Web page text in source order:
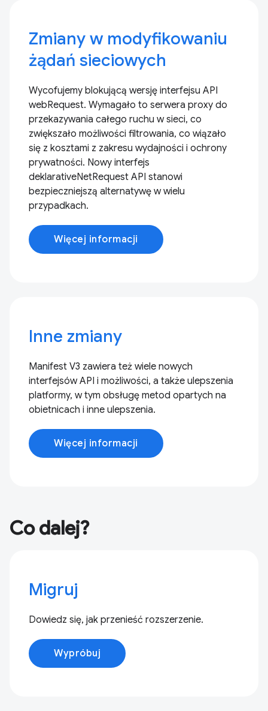
Zmiany w modyfikowaniu
żądań sieciowych
Wycofujemy blokującą wersję interfejsu API
webRequest. Wymagało to serwera proxy do
przekazywania całego ruchu w sieci, co
zwiększało możliwości filtrowania, co wiązało
się z kosztami z zakresu wydajności i ochrony
prywatności. Nowy interfejs
deklarativeNetRequest API stanowi
bezpieczniejszą alternatywę w wielu
przypadkach.
Więcej informacji
Inne zmiany
Manifest V3 zawiera też wiele nowych
interfejsów API i możliwości, a także ulepszenia
platformy, w tym obsługę metod opartych na
obietnicach i inne ulepszenia.
Więcej informacji
Co dalej?
Migruj
Dowiedz się, jak przenieść rozszerzenie.
Wypróbuj